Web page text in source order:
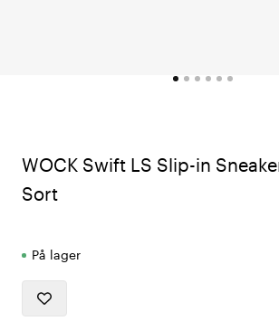
WOCK Swift LS Slip-in
Sort
På lager